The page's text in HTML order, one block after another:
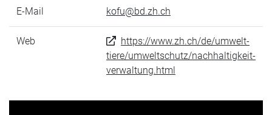
E-Mail kofu@bd.zh.ch
Web
https://www.zh.ch/de/umwelt-
tiere/umweltschutz/nachhaltigkeit-
verwaltung.html